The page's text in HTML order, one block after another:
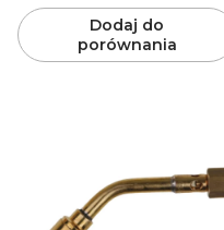
Dodaj do
porównania